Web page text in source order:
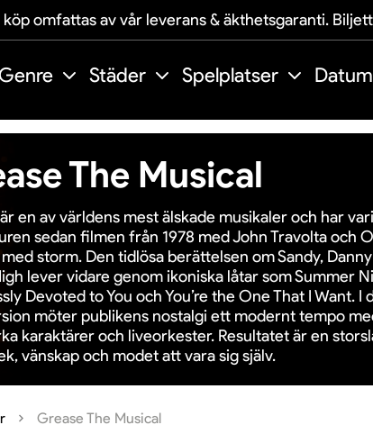
omfattas av vår leverans & äkthetsgaranti.
Städer Spelplatser Datum
The Musical
en av världens mest älskade musikaler och har
sedan filmen från 1978 med John Travolta och
storm. Den tidlösa berättelsen om Sandy,
lever vidare genom ikoniska låtar som Summer
Devoted to You och You’re the One That I Want.
möter publikens nostalgi ett modernt tempo
karaktärer och liveorkester. Resultatet är en
vänskap och modet att vara sig själv.
Grease The Musical